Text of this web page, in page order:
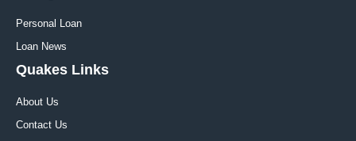
Personal Loan
Loan News
Quakes Links
About Us
Contact Us